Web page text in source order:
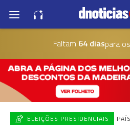
Faltam 64 diaspara os
ELEIÇÕES PRESIDENCIAIS PAÍS